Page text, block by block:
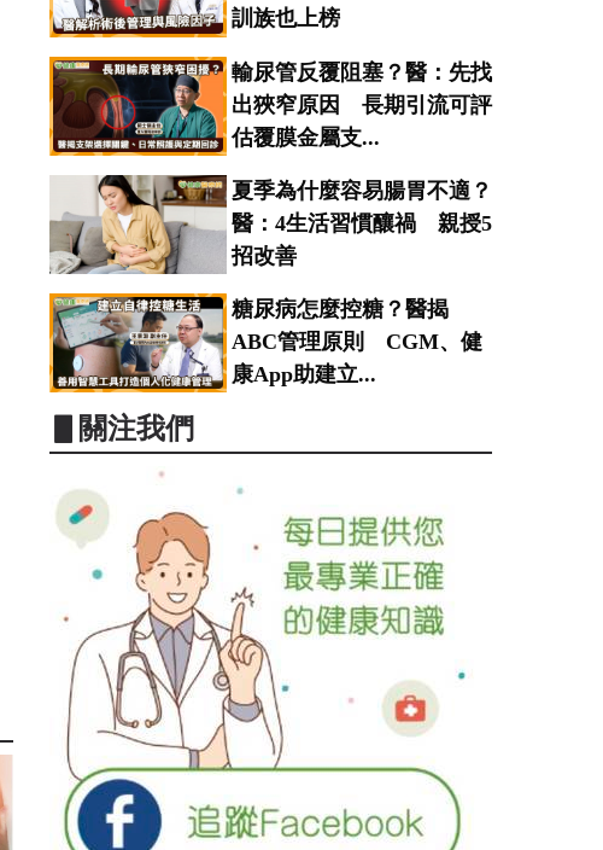
訓族也上榜
輸尿管反覆阻塞？醫：先找
出狹窄原因 長期引流可評
估覆膜金屬支...
夏季為什麼容易腸胃不適？
醫：4生活習慣釀禍 親授5
招改善
糖尿病怎麼控糖？醫揭
ABC管理原則 CGM、健
康App助建立...
▋關注我們